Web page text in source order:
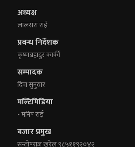
अध्यक्ष
लालसरा राई
प्रबन्ध निर्देशक
कृष्णबहादुर कार्की
सम्पादक
दिपा सुनुवार
मल्टिमिडिया
- मनिष राई
बजार प्रमुख
सन्तोषराज खरेल ९८५११९२०४२